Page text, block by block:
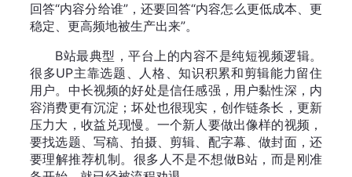
回答“内容分给谁”，还要回答“内容怎么更低成本、更
稳定、更高频地被生产出来”。
B站最典型，平台上的内容不是纯短视频逻辑。
很多UP主靠选题、人格、知识积累和剪辑能力留住
用户。中长视频的好处是信任感强，用户黏性深，内
容消费更有沉淀；坏处也很现实，创作链条长，更新
压力大，收益兑现慢。一个新人要做出像样的视频，
要找选题、写稿、拍摄、剪辑、配字幕、做封面，还
要理解推荐机制。很多人不是不想做B站，而是刚准